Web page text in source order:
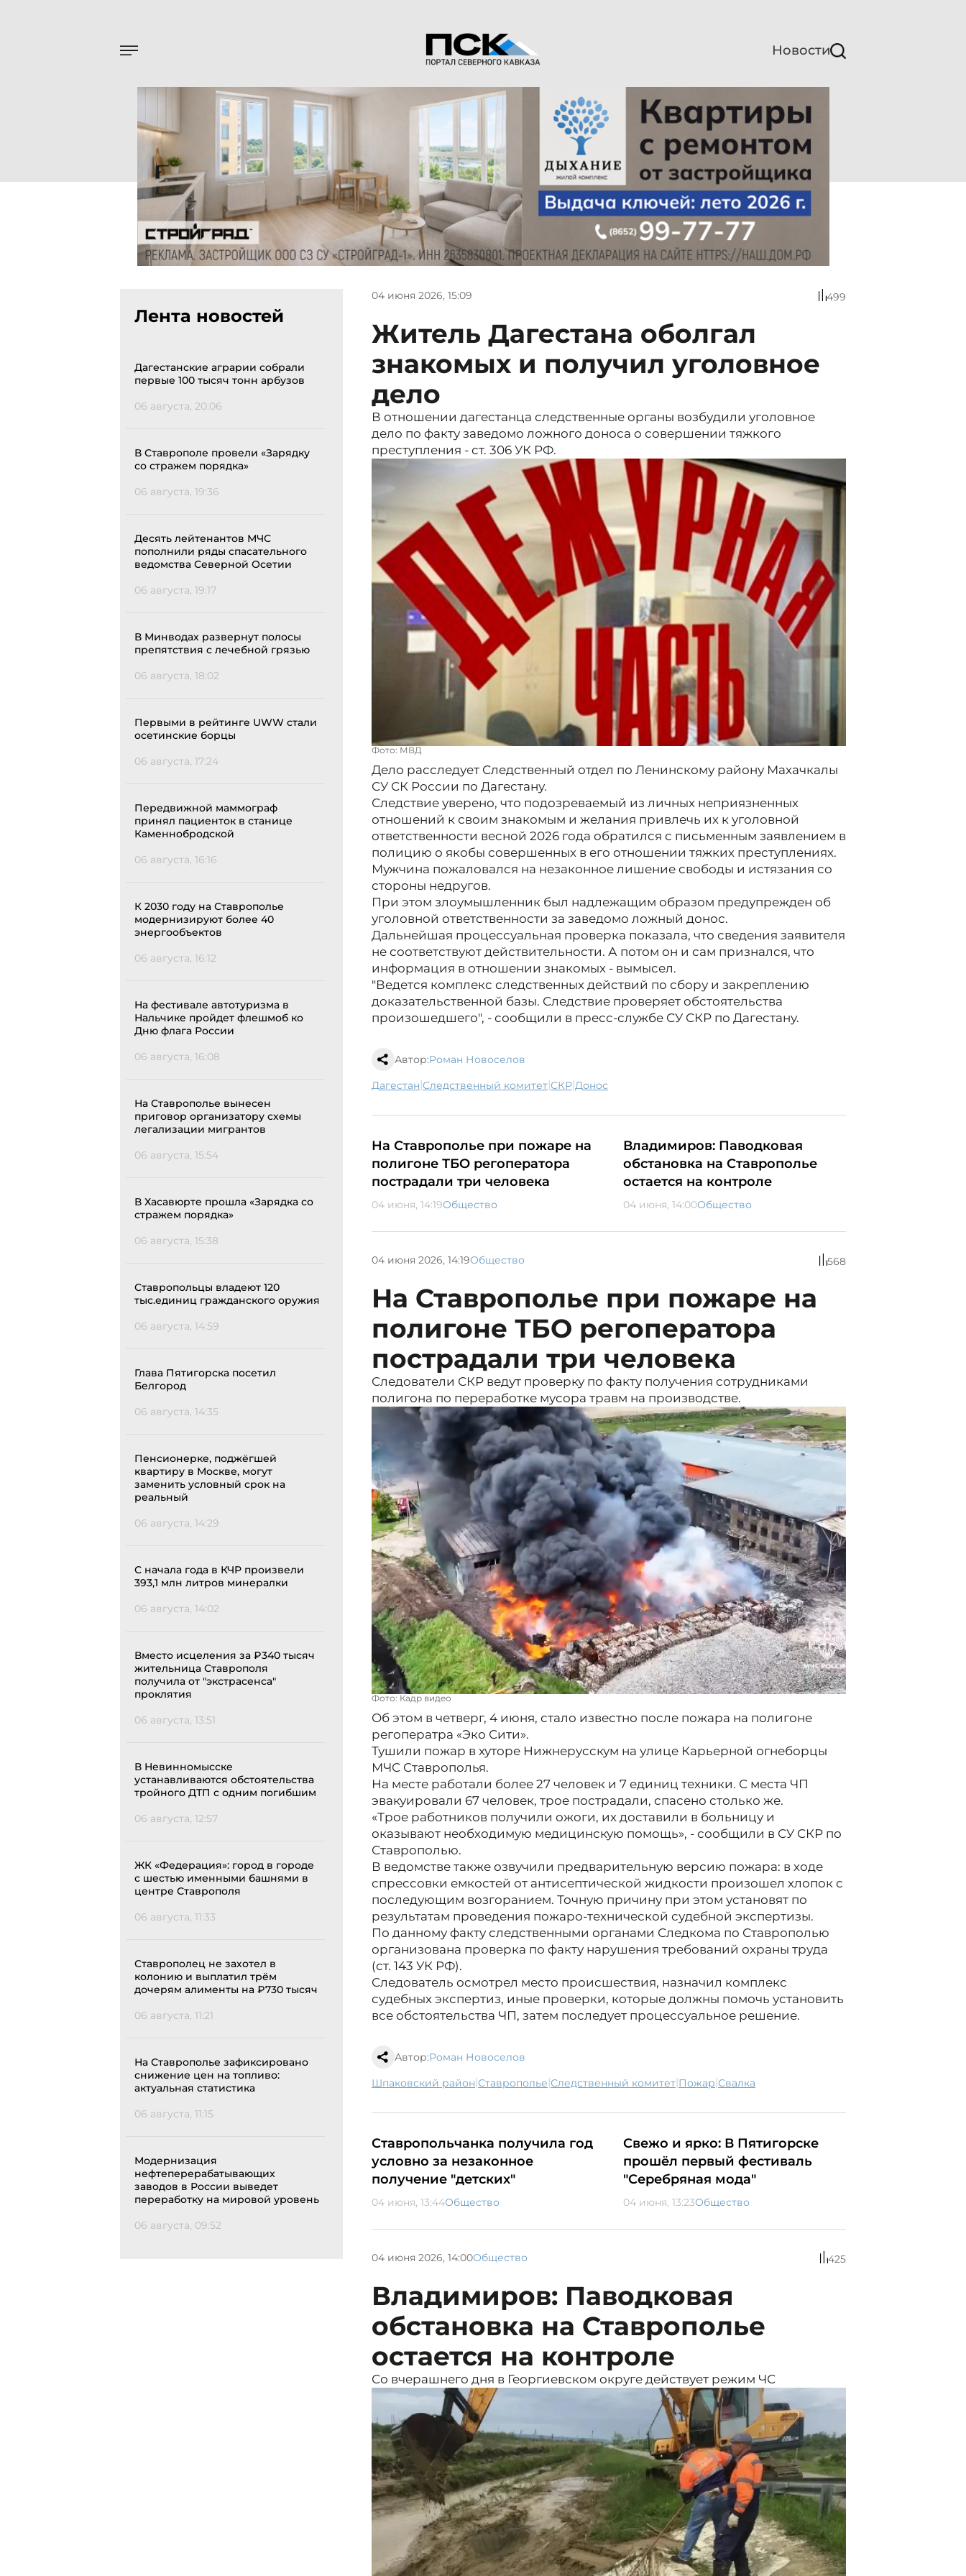
Новости
Лента новостей
Дагестанские аграрии собрали
первые 100 тысяч тонн арбузов
06 августа, 20:06
В Ставрополе провели «Зарядку
со стражем порядка»
06 августа, 19:36
Десять лейтенантов МЧС
пополнили ряды спасательного
ведомства Северной Осетии
06 августа, 19:17
В Минводах развернут полосы
препятствия с лечебной грязью
06 августа, 18:02
Первыми в рейтинге UWW стали
осетинские борцы
06 августа, 17:24
Передвижной маммограф
принял пациенток в станице
Каменнобродской
06 августа, 16:16
К 2030 году на Ставрополье
модернизируют более 40
энергообъектов
06 августа, 16:12
На фестивале автотуризма в
Нальчике пройдет флешмоб ко
Дню флага России
06 августа, 16:08
На Ставрополье вынесен
приговор организатору схемы
легализации мигрантов
06 августа, 15:54
В Хасавюрте прошла «Зарядка со
стражем порядка»
06 августа, 15:38
Ставропольцы владеют 120
тыс.единиц гражданского оружия
06 августа, 14:59
Глава Пятигорска посетил
Белгород
06 августа, 14:35
Пенсионерке, поджёгшей
квартиру в Москве, могут
заменить условный срок на
реальный
06 августа, 14:29
С начала года в КЧР произвели
393,1 млн литров минералки
06 августа, 14:02
Вместо исцеления за ₽340 тысяч
жительница Ставрополя
получила от "экстрасенса"
проклятия
06 августа, 13:51
В Невинномысске
устанавливаются обстоятельства
тройного ДТП с одним погибшим
06 августа, 12:57
ЖК «Федерация»: город в городе
с шестью именными башнями в
центре Ставрополя
06 августа, 11:33
Ставрополец не захотел в
колонию и выплатил трём
дочерям алименты на ₽730 тысяч
06 августа, 11:21
На Ставрополье зафиксировано
снижение цен на топливо:
актуальная статистика
06 августа, 11:15
Модернизация
нефтеперерабатывающих
заводов в России выведет
переработку на мировой уровень
06 августа, 09:52
04 июня 2026, 15:09 499
Житель Дагестана оболгал
знакомых и получил уголовное
дело
В отношении дагестанца следственные органы возбудили уголовное
дело по факту заведомо ложного доноса о совершении тяжкого
преступления - ст. 306 УК РФ.
Фото: МВД
Дело расследует Следственный отдел по Ленинскому району Махачкалы
СУ СК России по Дагестану.
Следствие уверено, что подозреваемый из личных неприязненных
отношений к своим знакомым и желания привлечь их к уголовной
ответственности весной 2026 года обратился с письменным заявлением в
полицию о якобы совершенных в его отношении тяжких преступлениях.
Мужчина пожаловался на незаконное лишение свободы и истязания со
стороны недругов.
При этом злоумышленник был надлежащим образом предупрежден об
уголовной ответственности за заведомо ложный донос.
Дальнейшая процессуальная проверка показала, что сведения заявителя
не соответствуют действительности. А потом он и сам признался, что
информация в отношении знакомых - вымысел.
"Ведется комплекс следственных действий по сбору и закреплению
доказательственной базы. Следствие проверяет обстоятельства
произошедшего", - сообщили в пресс-службе СУ СКР по Дагестану.
Автор:Роман Новоселов
Дагестан| следственный комитет| СКР| донос
На Ставрополье при пожаре на
полигоне ТБО регоператора
пострадали три человека
04 июня, 14:19Общество
Владимиров: Паводковая
обстановка на Ставрополье
остается на контроле
04 июня, 14:00Общество
04 июня 2026, 14:19Общество 568
На Ставрополье при пожаре на
полигоне ТБО регоператора
пострадали три человека
Следователи СКР ведут проверку по факту получения сотрудниками
полигона по переработке мусора травм на производстве.
Фото: Кадр видео
Об этом в четверг, 4 июня, стало известно после пожара на полигоне
регоператра «Эко Сити».
Тушили пожар в хуторе Нижнерусскум на улице Карьерной огнеборцы
МЧС Ставрополья.
На месте работали более 27 человек и 7 единиц техники. С места ЧП
эвакуировали 67 человек, трое пострадали, спасено столько же.
«Трое работников получили ожоги, их доставили в больницу и
оказывают необходимую медицинскую помощь», - сообщили в СУ СКР по
Ставрополью.
В ведомстве также озвучили предварительную версию пожара: в ходе
спрессовки емкостей от антисептической жидкости произошел хлопок с
последующим возгоранием. Точную причину при этом установят по
результатам проведения пожаро-технической судебной экспертизы.
По данному факту следственными органами Следкома по Ставрополью
организована проверка по факту нарушения требований охраны труда
(ст. 143 УК РФ).
Следователь осмотрел место происшествия, назначил комплекс
судебных экспертиз, иные проверки, которые должны помочь установить
все обстоятельства ЧП, затем последует процессуальное решение.
Автор:Роман Новоселов
Шпаковский район| Ставрополье| следственный комитет| пожар| свалка
Ставропольчанка получила год
условно за незаконное
получение "детских"
04 июня, 13:44Общество
Свежо и ярко: В Пятигорске
прошёл первый фестиваль
"Серебряная мода"
04 июня, 13:23Общество
04 июня 2026, 14:00Общество 425
Владимиров: Паводковая
обстановка на Ставрополье
остается на контроле
Со вчерашнего дня в Георгиевском округе действует режим ЧС